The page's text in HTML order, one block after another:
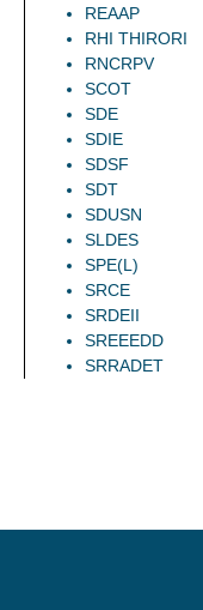
REAAP
RHI THIRORI
RNCRPV
SCOT
SDE
SDIE
SDSF
SDT
SDUSN
SLDES
SPE(L)
SRCE
SRDEII
SREEEDD
SRRADET